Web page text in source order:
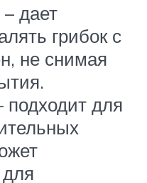
дает
грибок с
не снимая
подходит для